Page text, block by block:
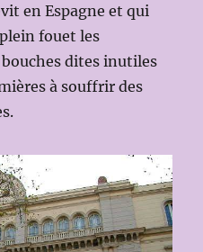
en Espagne et qui
fouet les
dites inutiles
à souffrir des